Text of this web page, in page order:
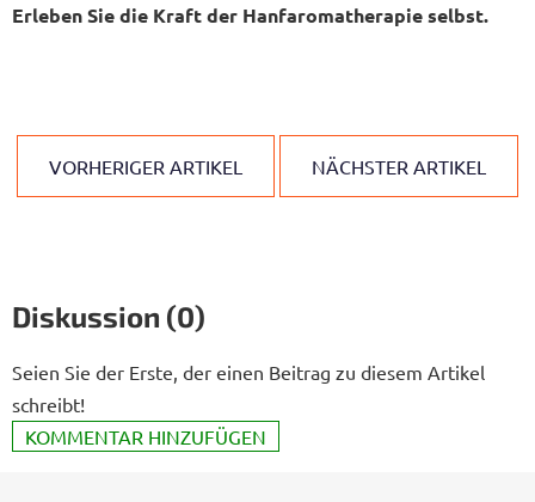
Erleben Sie die Kraft der Hanfaromatherapie selbst.
VORHERIGER ARTIKEL NÄCHSTER ARTIKEL
Diskussion (0)
Seien Sie der Erste, der einen Beitrag zu diesem Artikel
schreibt!
KOMMENTAR HINZUFÜGEN